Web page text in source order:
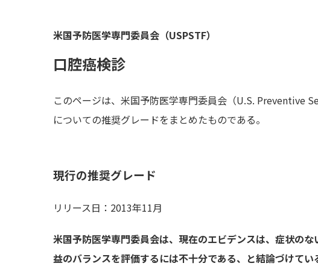
米国予防医学専門委員会（USPSTF）
口腔癌検診
このページは、米国予防医学専門委員会（U.S. Preventive
についての推奨グレードをまとめたものである。
現行の推奨グレード
リリース日：2013年11月
米国予防医学専門委員会は、現在のエビデンスは、症状の
益のバランスを評価するには不十分である、と結論づけてい